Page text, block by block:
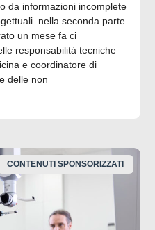
da informazioni incomplete
nella seconda parte
un mese fa ci
responsabilità tecniche
e coordinatore di
delle non
CONTENUTI SPONSORIZZATI